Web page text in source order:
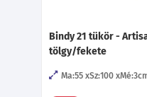
Bindy 21 tükör -
tölgy/fekete
Ma:55 Sz:100 Mé:3